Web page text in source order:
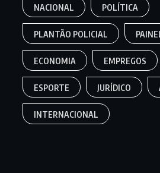
NACIONAL POLÍTICA
PLANTÃO POLICIAL
ECONOMIA EMPREGOS
ESPORTE JURÍDICO
INTERNACIONAL